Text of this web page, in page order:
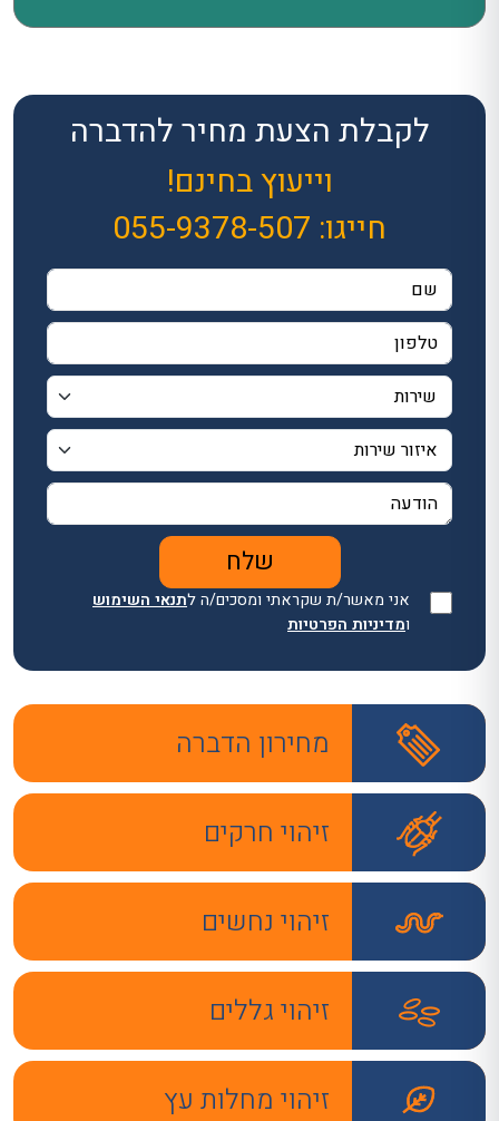
לקבלת הצעת מחיר להדברה
וייעוץ בחינם!
חייגו: 055-9378-507
אני מאשר/ת שקראתי ומסכים/ה לתנאי השימוש
ומדיניות הפרטיות
מחירון הדברה
זיהוי חרקים
זיהוי נחשים
זיהוי גללים
זיהוי מחלות עץ